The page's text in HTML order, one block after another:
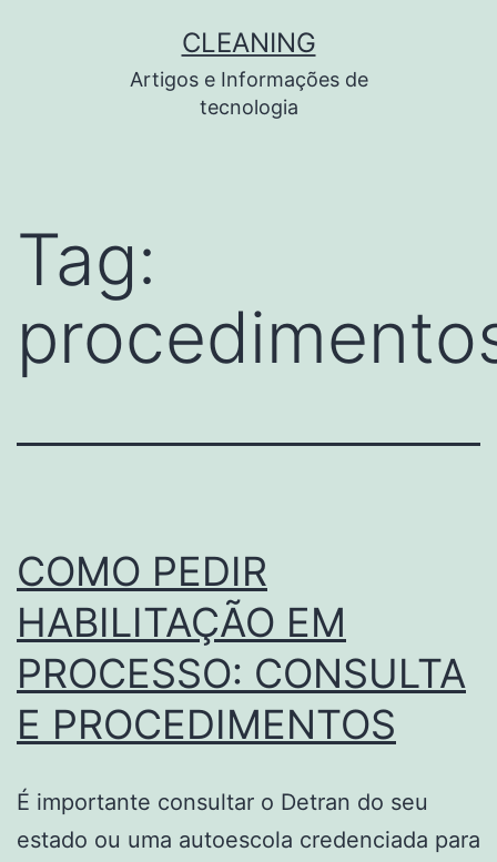
CLEANING
Artigos e Informações de
tecnologia
Tag:
COMO PEDIR
HABILITAÇÃO EM
PROCESSO: CONSULTA
E PROCEDIMENTOS
É importante consultar o Detran do seu
estado ou uma autoescola credenciada para